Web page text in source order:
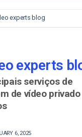
experts blog
experts
serviços de
de vídeo
6, 2025